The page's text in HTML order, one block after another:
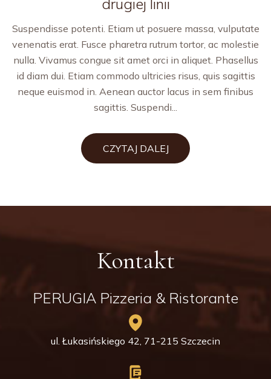
drugiej linii
Suspendisse potenti. Etiam ut posuere massa, vulputate
venenatis erat. Fusce pharetra rutrum tortor, ac molestie
nulla. Vivamus congue sit amet orci in aliquet. Phasellus
id diam dui. Etiam commodo ultricies risus, quis sagittis
neque euismod in. Aenean auctor lacus in sem finibus
sagittis. Suspendi...
CZYTAJ DALEJ
Kontakt
PERUGIA Pizzeria & Ristorante
ul. Łukasińskiego 42, 71-215 Szczecin